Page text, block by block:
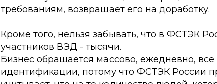
требованиям, возвращает его на доработку.
Кроме того, нельзя забывать, что в ФСТЭК
участников ВЭД - тысячи.
Бизнес обращается массово, ежедневно, все
идентификации, потому что ФСТЭК России